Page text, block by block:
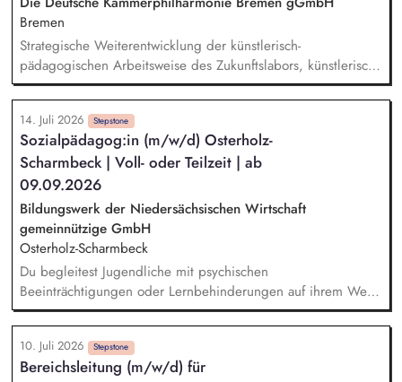
Struktur & Anerkennung. Sie steuern & koordinieren die
Produktion des Standorts. Wirtschaftlichkeit: Sie übernehmen
die wirtschaftliche Verantwortung für Ihren Standort. Dabei
arbeiten Sie mit verschiedenen Kennzahlen (z. B. Kosten,
Erträge, Belegungsquoten, Prognosen).
Bremen
Strategische Weiterentwicklung der künstlerisch-
pädagogischen Arbeitsweise des Zukunftslabors, künstlerisch-
pädagogische Entwicklung, Planung und Leitung der
Formate, insbesondere des Club 443 Hz und der Stadtteil-
Oper, Weiterentwicklung und Pflege des Netzwerkes mit
Schulen, Institutionen und Partnern, Repräsentation des
›Zukunftslabor‹ auf Fachveranstaltungen und Symposien.
14. Juli 2026 Stepstone
Sozialpädagog:in (m/w/d) Osterholz-
Scharmbeck | Voll- oder Teilzeit | ab
09.09.2026
Bildungswerk der Niedersächsischen Wirtschaft
gemeinnützige GmbH
Osterholz-Scharmbeck
Du begleitest Jugendliche mit psychischen
Beeinträchtigungen oder Lernbehinderungen auf ihrem Weg
in eine Ausbildung in unserer Berufsvorbereitenden
Bildungsmaßnahme für Rehabilitanden. Du unterstützt deine
Teilnehmenden praktisch im täglichen Umgang mit ihren
Behinderungen. Du hilfst den Teilnehmenden, notwendige
10. Juli 2026 Stepstone
Bereichsleitung (m/w/d) für